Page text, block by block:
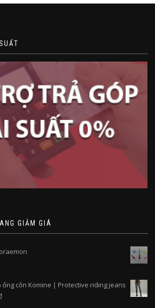
GIẢM GIÁ
ống côn Komine | Protective riding jeans